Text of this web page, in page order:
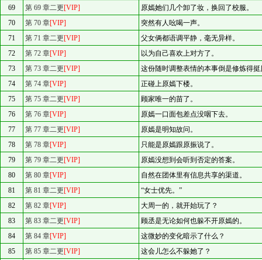
69
第 69 章二更[VIP]
原嫣她们几个卸了妆，换回了校服。
70
第 70 章[VIP]
突然有人吆喝一声。
71
第 71 章二更[VIP]
父女俩都语调平静，毫无异样。
72
第 72 章[VIP]
以为自己喜欢上对方了。
73
第 73 章二更[VIP]
这份随时调整表情的本事倒是修炼得挺
74
第 74 章[VIP]
正碰上原嫣下楼。
75
第 75 章二更[VIP]
顾家唯一的苗了。
76
第 76 章[VIP]
原嫣一口面包差点没咽下去。
77
第 77 章二更[VIP]
原嫣是明知故问。
78
第 78 章[VIP]
只能是原嫣跟原振说了。
79
第 79 章二更[VIP]
原嫣没想到会听到否定的答案。
80
第 80 章[VIP]
自然在团体里有信息共享的渠道。
81
第 81 章二更[VIP]
“女士优先。”
82
第 82 章[VIP]
大周一的，就开始玩了？
83
第 83 章二更[VIP]
顾丞是无论如何也躲不开原嫣的。
84
第 84 章[VIP]
这微妙的变化暗示了什么？
85
第 85 章二更[VIP] 这会儿怎么不躲她了？